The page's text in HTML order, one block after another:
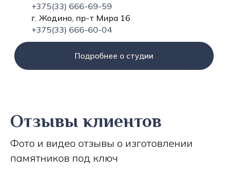
+375(33) 666-69-59
г. Жодино, пр-т Мира 16
+375(33) 666-60-04
Подробнее о студии
Отзывы клиентов
Фото и видео отзывы о изготовлении
памятников под ключ